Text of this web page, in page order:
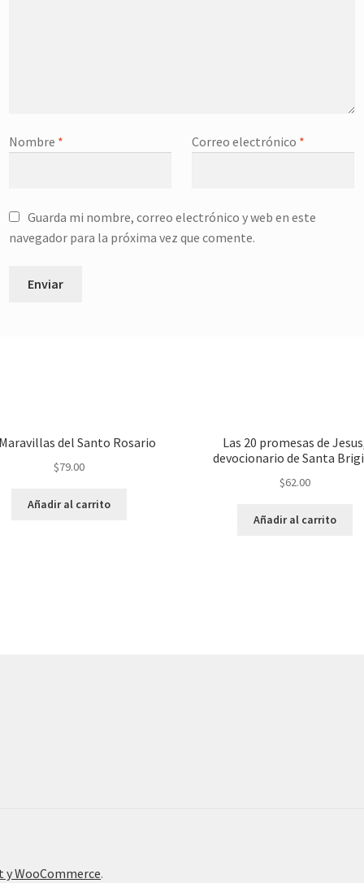
Nombre * Correo electrónico *
Guarda mi nombre, correo electrónico y web en este
navegador para la próxima vez que comente.
del Santo Rosario
$79.00
Añadir al carrito
Las 20 promesas de
devocionario de Santa
$62.00
Añadir al carrito
WooCommerce.